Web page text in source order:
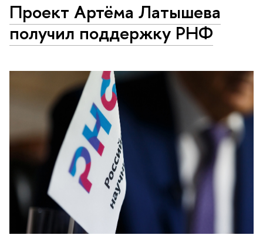
Проект Артёма Латышева
получил поддержку РНФ